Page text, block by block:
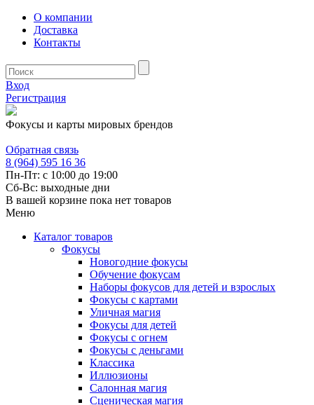
О компании
Доставка
Контакты
Вход
Регистрация
Фокусы и карты мировых брендов
Обратная связь
8 (964) 595 16 36
Пн-Пт: с 10:00 до 19:00
Сб-Вс: выходные дни
В вашей корзине пока нет товаров
Меню
Каталог товаров
Фокусы
Новогодние фокусы
Обучение фокусам
Наборы фокусов для детей и взрослых
Фокусы с картами
Уличная магия
Фокусы для детей
Фокусы с огнем
Фокусы с деньгами
Классика
Иллюзионы
Салонная магия
Сценическая магия